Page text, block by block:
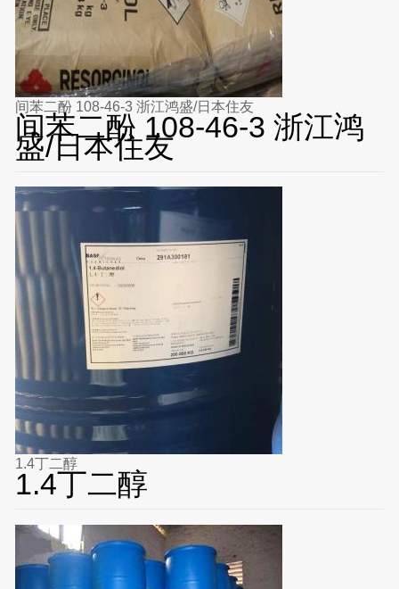
间苯二酚 108-46-3 浙江鸿盛/日本住友
间苯二酚 108-46-3 浙江鸿
盛/日本住友
1.4丁二醇
1.4丁二醇